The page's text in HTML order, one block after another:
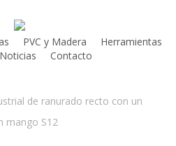
PVC y Madera
Herramientas
Noticias Contacto
de ranurado recto con un
mango S12